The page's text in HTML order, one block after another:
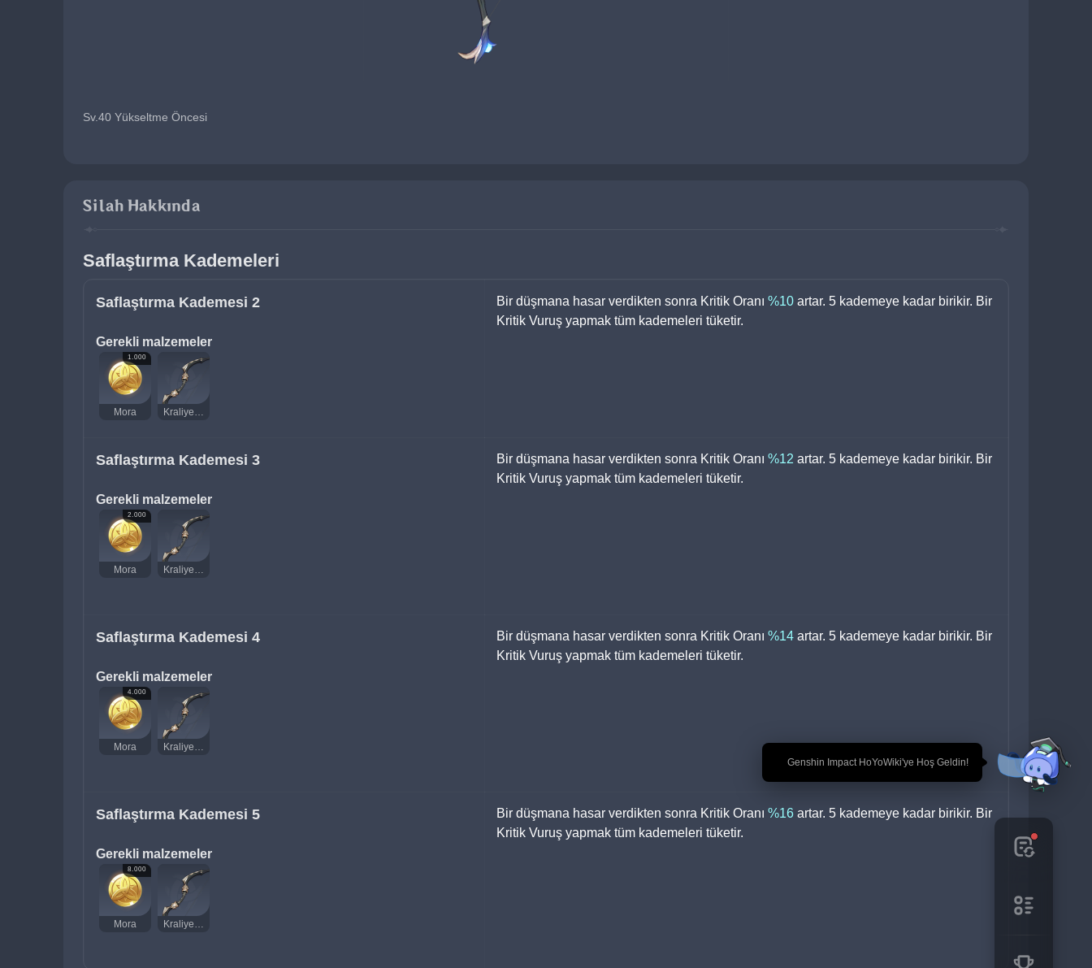
🎉 Genshin Impact HoYoWiki'ye Hoş Geldin!
Sv.40 Yükseltme Öncesi
Silah Hakkında
Saflaştırma Kademeleri
Saflaştırma Kademesi 2
Gerekli malzemeler
1.000
Mora Kraliyet Yayı
Bir düşmana hasar verdikten sonra Kritik Oranı %10 artar. 5 kademeye kadar birikir. Bir
Kritik Vuruş yapmak tüm kademeleri tüketir.
Saflaştırma Kademesi 3
Gerekli malzemeler
2.000
Mora Kraliyet Yayı
Bir düşmana hasar verdikten sonra Kritik Oranı %12 artar. 5 kademeye kadar birikir. Bir
Kritik Vuruş yapmak tüm kademeleri tüketir.
Saflaştırma Kademesi 4
Gerekli malzemeler
4.000
Mora Kraliyet Yayı
Bir düşmana hasar verdikten sonra Kritik Oranı %14 artar. 5 kademeye kadar birikir. Bir
Kritik Vuruş yapmak tüm kademeleri tüketir.
Saflaştırma Kademesi 5
Gerekli malzemeler
8.000
Mora Kraliyet Yayı
Bir düşmana hasar verdikten sonra Kritik Oranı %16 artar. 5 kademeye kadar birikir. Bir
Kritik Vuruş yapmak tüm kademeleri tüketir.